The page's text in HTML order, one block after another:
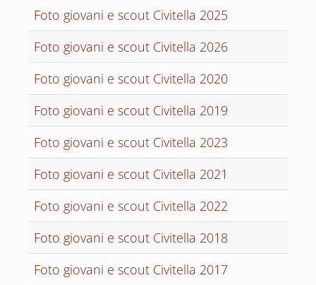
Foto giovani e scout Civitella 2025
Foto giovani e scout Civitella 2026
Foto giovani e scout Civitella 2020
Foto giovani e scout Civitella 2019
Foto giovani e scout Civitella 2023
Foto giovani e scout Civitella 2021
Foto giovani e scout Civitella 2022
Foto giovani e scout Civitella 2018
Foto giovani e scout Civitella 2017